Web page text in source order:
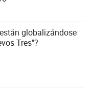
globalizándose
Tres"?